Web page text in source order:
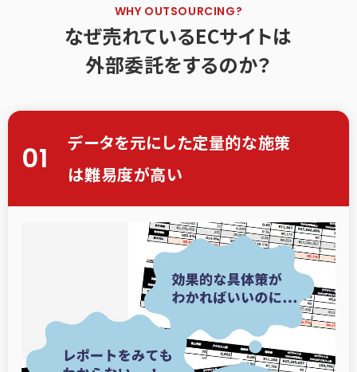
WHY OUTSOURCING?
なぜ売れているECサイトは
外部委託をするのか？
01
データを元にした定量的な施策
は難易度が高い